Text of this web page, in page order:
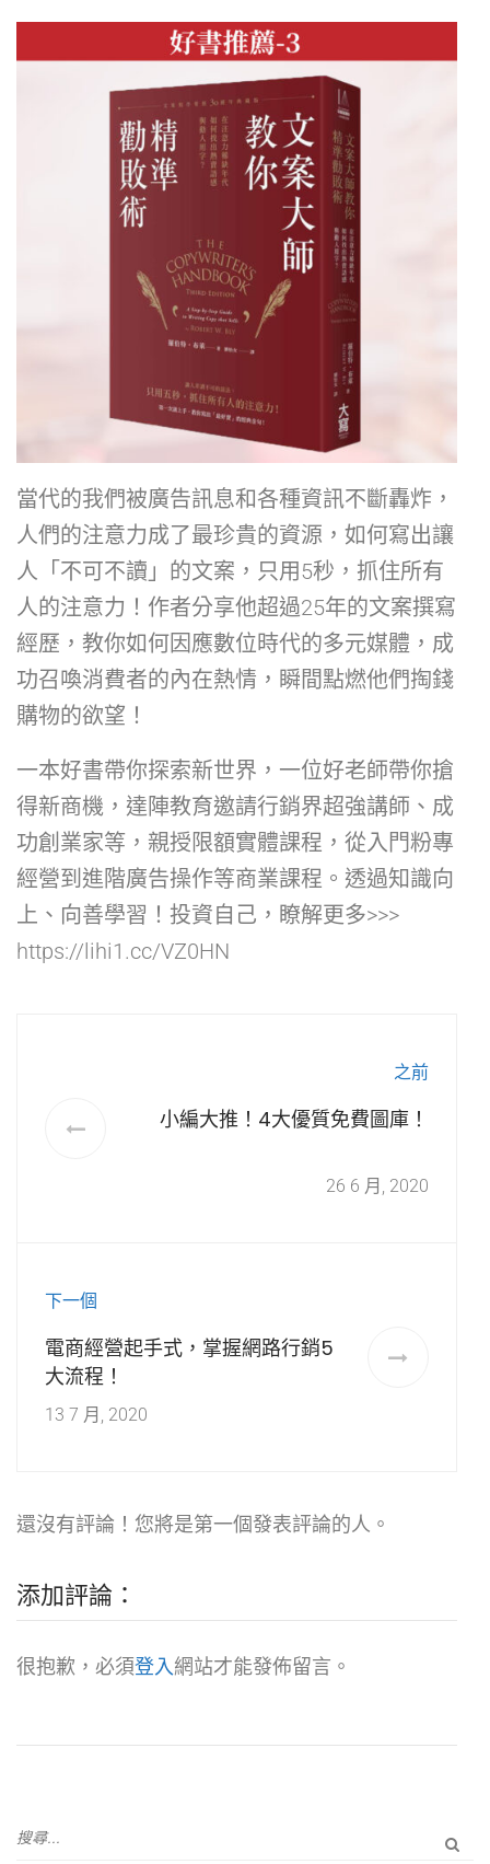
當代的我們被廣告訊息和各種資訊不斷轟炸，
人們的注意力成了最珍貴的資源，如何寫出讓
人「不可不讀」的文案，只用5秒，抓住所有
人的注意力！作者分享他超過25年的文案撰寫
經歷，教你如何因應數位時代的多元媒體，成
功召喚消費者的內在熱情，瞬間點燃他們掏錢
購物的欲望！
一本好書帶你探索新世界，一位好老師帶你搶
得新商機，達陣教育邀請行銷界超強講師、成
功創業家等，親授限額實體課程，從入門粉專
經營到進階廣告操作等商業課程。透過知識向
上、向善學習！投資自己，瞭解更多>>>
https://lihi1.cc/VZ0HN
之前
小編大推！4大優質免費圖庫！
26 6 月, 2020
下一個
電商經營起手式，掌握網路行銷5
大流程！
13 7 月, 2020
還沒有評論！您將是第一個發表評論的人。
添加評論：
很抱歉，必須登入網站才能發佈留言。